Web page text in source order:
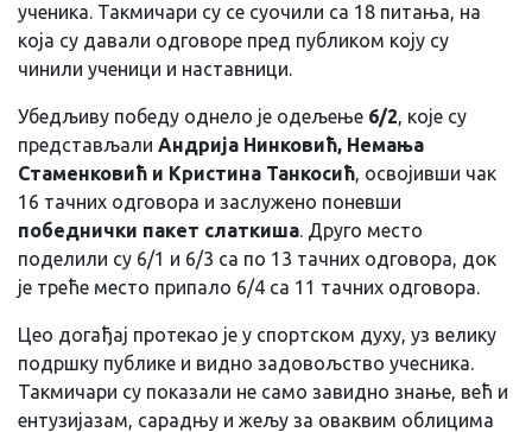
ученика. Такмичари су се суочили са 18 питања, на
која су давали одговоре пред публиком коју су
чинили ученици и наставници.
Убедљиву победу однело је одељење 6/2, које су
представљали Андрија Нинковић, Немања
Стаменковић и Кристина Танкосић, освојивши чак
16 тачних одговора и заслужено поневши
победнички пакет слаткиша. Друго место
поделили су 6/1 и 6/3 са по 13 тачних одговора, док
је треће место припало 6/4 са 11 тачних одговора.
Цео догађај протекао је у спортском духу, уз велику
подршку публике и видно задовољство учесника.
Такмичари су показали не само завидно знање, већ и
ентузијазам, сарадњу и жељу за оваквим облицима